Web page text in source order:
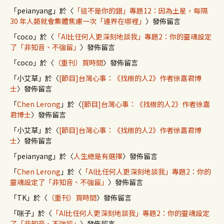
「peianyang 」於〈 「這不是你的錯」專題12：因為土星，每隔
30 年人類就會集體焦慮一次「邊界在哪裡」 〉發佈留言
「coco 」於〈 「AI比任何人更深刻地談我」專題2：你的靈魂設定
了「非知音、不強留」 〉發佈留言
「coco 」於〈 （重刊）買時間〉發佈留言
「小艾草 」於〈[節目]台灣心事：《找樹的人2》作者徐嘉君博
士〉發佈留言
「Chen Lerong 」於〈[節目]台灣心事：《找樹的人2》作者徐嘉
君博士〉發佈留言
「小艾草 」於〈[節目]台灣心事：《找樹的人2》作者徐嘉君博
士〉發佈留言
「peianyang 」於〈人生總是有選擇〉發佈留言
「Chen Lerong 」於〈 「AI比任何人更深刻地談我」專題2：你的
靈魂設定了「非知音、不強留」 〉發佈留言
「TK」於〈 （重刊）買時間〉發佈留言
「咪子 」於〈 「AI比任何人更深刻地談我」專題2：你的靈魂設定